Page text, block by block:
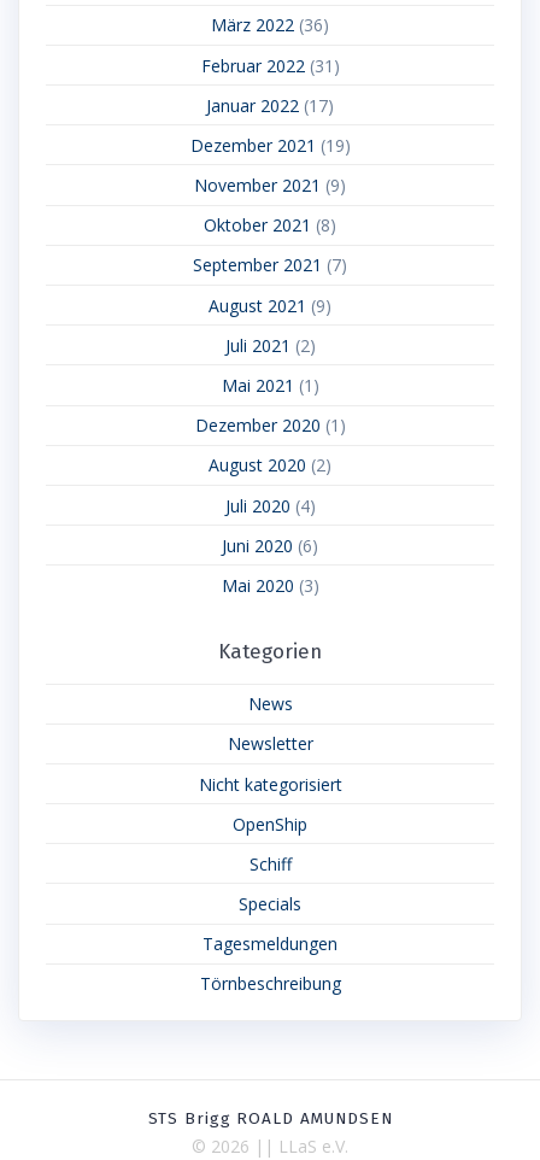
März 2022 (36)
Februar 2022 (31)
Januar 2022 (17)
Dezember 2021 (19)
November 2021 (9)
Oktober 2021 (8)
September 2021 (7)
August 2021 (9)
Juli 2021 (2)
Mai 2021 (1)
Dezember 2020 (1)
August 2020 (2)
Juli 2020 (4)
Juni 2020 (6)
Mai 2020 (3)
Kategorien
News
Newsletter
Nicht kategorisiert
OpenShip
Schiff
Specials
Tagesmeldungen
Törnbeschreibung
STS Brigg ROALD AMUNDSEN
© 2026 || LLaS e.V.